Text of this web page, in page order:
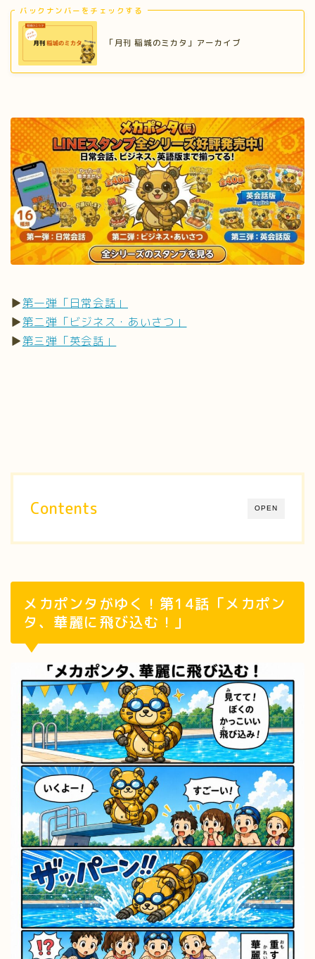
バックナンバーをチェックする
「月刊 稲城のミカタ」アーカイブ
▶第一弾「日常会話」
▶第二弾「ビジネス・あいさつ」
▶第三弾「英会話」
OPEN
Contents
メカポンタがゆく！第14話「メカポン
タ、華麗に飛び込む！」